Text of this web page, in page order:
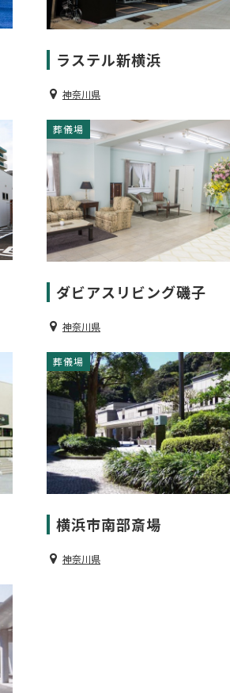
ラステル新横浜
神奈川県
葬儀場
ダビアスリビング磯子
神奈川県
葬儀場
横浜市南部斎場
神奈川県